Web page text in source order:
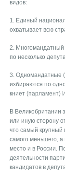
видов:
1. Единый
охватывает всю
2. Многомандатный
по несколько
3. Одномандатные
избираются по
книет (парламент)
В Великобритании
или иную сторону
что самый крупный
самого меньшего,
место и в России.
деятельности
кандидатов в